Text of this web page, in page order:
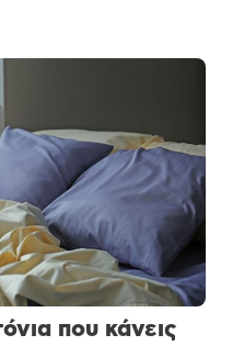
που κάνεις